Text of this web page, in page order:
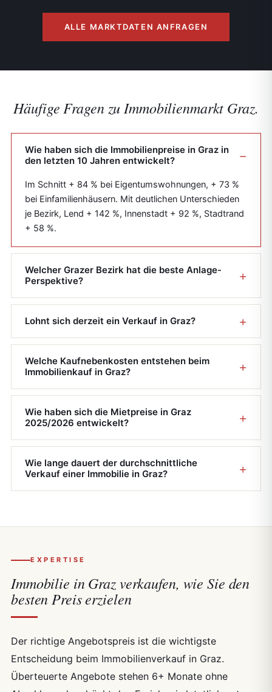
ALLE MARKTDATEN ANFRAGEN
Häufige Fragen zu Immobilienmarkt Graz.
Wie haben sich die Immobilienpreise in Graz in
den letzten 10 Jahren entwickelt?
Im Schnitt + 84 % bei Eigentumswohnungen, + 73 %
bei Einfamilienhäusern. Mit deutlichen Unterschieden
je Bezirk, Lend + 142 %, Innenstadt + 92 %, Stadtrand
+ 58 %.
Welcher Grazer Bezirk hat die beste Anlage-
Perspektive?
Lohnt sich derzeit ein Verkauf in Graz?
Welche Kaufnebenkosten entstehen beim
Immobilienkauf in Graz?
Wie haben sich die Mietpreise in Graz
2025/2026 entwickelt?
Wie lange dauert der durchschnittliche
Verkauf einer Immobilie in Graz?
EXPERTISE
Immobilie in Graz verkaufen, wie Sie den
besten Preis erzielen
Der richtige Angebotspreis ist die wichtigste
Entscheidung beim Immobilienverkauf in Graz.
Überteuerte Angebote stehen 6+ Monate ohne